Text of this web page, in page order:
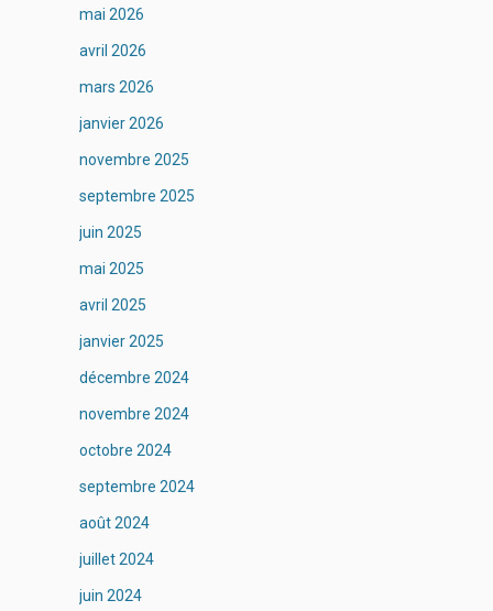
mai 2026
avril 2026
mars 2026
janvier 2026
novembre 2025
septembre 2025
juin 2025
mai 2025
avril 2025
janvier 2025
décembre 2024
novembre 2024
octobre 2024
septembre 2024
août 2024
juillet 2024
juin 2024